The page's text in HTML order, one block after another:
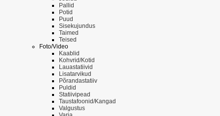
Pallid
Potid
Puud
Sisekujundus
Taimed
Teised
Foto/Video
Kaablid
Kohvrid/Kotid
Lauastatiivid
Lisatarvikud
Põrandastatiiv
Puldid
Statiivipead
Taustafoonid/Kangad
Valgustus